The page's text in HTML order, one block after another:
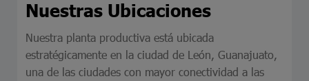
Nuestras Ubicaciones
Nuestra planta productiva está ubicada
estratégicamente en la ciudad de León, Guanajuato,
una de las ciudades con mayor conectividad a las